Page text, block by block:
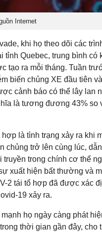
Internet
khi họ theo dõi các
tỉnh Quebec, trung bình có
tạo ra mỗi tháng. Tuần
biến chủng XE đầu tiên
cảnh báo có thể lây lan
là tương đương 43% so
là tình trạng xảy ra khi
chủng trở lên cùng lúc,
truyền trong chính cơ thể
xuất hiện bất thường và
2 tái tổ hợp đã được xác
19 xảy ra.
họ ngày càng phát
thời gian gần đây, cho